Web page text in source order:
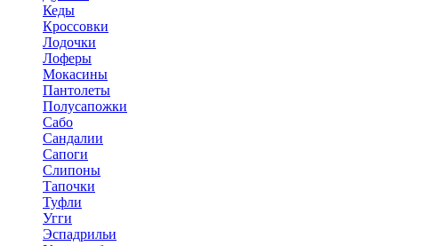
Кеды
Кроссовки
Лодочки
Лоферы
Мокасины
Пантолеты
Полусапожки
Сабо
Сандалии
Сапоги
Слипоны
Тапочки
Туфли
Угги
Эспадрильи